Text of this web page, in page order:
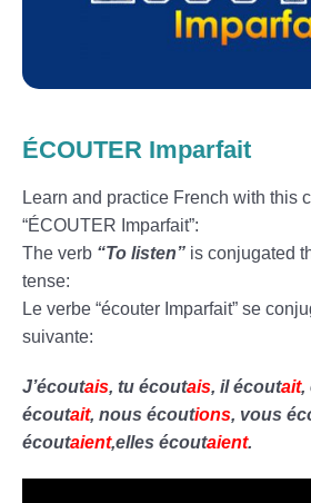
ÉCOUTER Imparfait
Learn and practice French with this
“ÉCOUTER Imparfait”:
The verb “To listen” is conjugated
tense:
Le verbe “écouter Imparfait” se
suivante:
J’écoutais, tu écoutais, il écoutait,
écoutait, nous écoutions, vous
écoutaient,elles écoutaient.